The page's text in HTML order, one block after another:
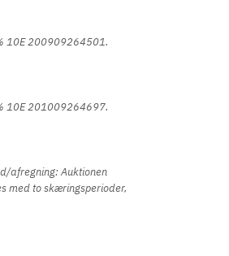
10E 200909264501.
10E 201009264697.
afregning: Auktionen
med to skæringsperioder,